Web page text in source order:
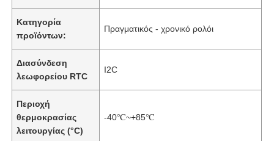
Κατηγορία
προϊόντων:
Πραγματικός - χρονικό ρολόι
Διασύνδεση
λεωφορείου RTC
I2C
Περιοχή
θερμοκρασίας
λειτουργίας (°C)
-40℃~+85℃